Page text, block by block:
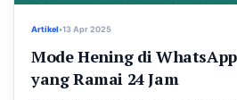
Artikel•13 Apr 2025
Mode Hening di
yang Ramai 24 Jam